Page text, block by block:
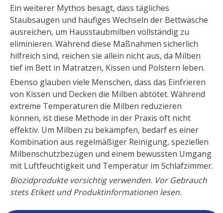
Ein weiterer Mythos besagt, dass tägliches
Staubsaugen und häufiges Wechseln der Bettwäsche
ausreichen, um Hausstaubmilben vollständig zu
eliminieren. Während diese Maßnahmen sicherlich
hilfreich sind, reichen sie allein nicht aus, da Milben
tief im Bett in Matratzen, Kissen und Polstern leben.
Ebenso glauben viele Menschen, dass das Einfrieren
von Kissen und Decken die Milben abtötet. Während
extreme Temperaturen die Milben reduzieren
können, ist diese Methode in der Praxis oft nicht
effektiv. Um Milben zu bekämpfen, bedarf es einer
Kombination aus regelmäßiger Reinigung, speziellen
Milbenschutzbezügen und einem bewussten Umgang
mit Luftfeuchtigkeit und Temperatur im Schlafzimmer.
Biozidprodukte vorsichtig verwenden. Vor Gebrauch
stets Etikett und Produktinformationen lesen.